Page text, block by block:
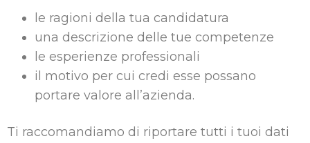
le ragioni della tua candidatura
una descrizione delle tue competenze
le esperienze professionali
il motivo per cui credi esse possano
portare valore all’azienda.
Ti raccomandiamo di riportare tutti i tuoi dati